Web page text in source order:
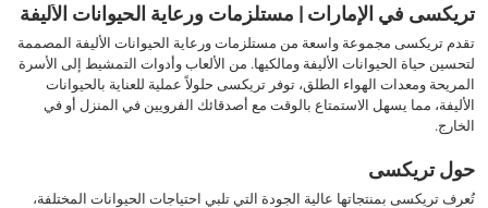
تريكسى في الإمارات | مستلزمات ورعاية الحيوانات الأليفة
تقدم تريكسى مجموعة واسعة من مستلزمات ورعاية الحيوانات الأليفة المصممة
لتحسين حياة الحيوانات الأليفة ومالكيها. من الألعاب وأدوات التمشيط إلى الأسرة
المريحة ومعدات الهواء الطلق، توفر تريكسى حلولاً عملية للعناية بالحيوانات
الأليفة، مما يسهل الاستمتاع بالوقت مع أصدقائك الفرويين في المنزل أو في
الخارج.
حول تريكسى
تُعرف تريكسى بمنتجاتها عالية الجودة التي تلبي احتياجات الحيوانات المختلفة،